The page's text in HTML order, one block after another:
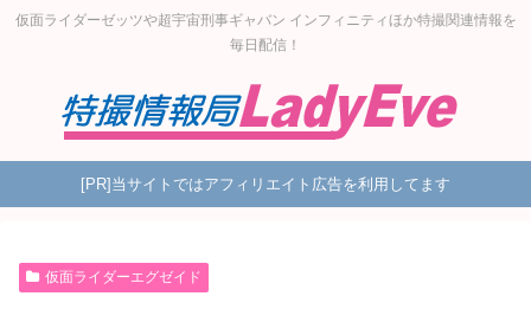
仮面ライダーゼッツや超宇宙刑事ギャバン インフィニティほか特撮関連情報を
毎日配信！
[PR]当サイトではアフィリエイト広告を利用してます
仮面ライダーエグゼイド